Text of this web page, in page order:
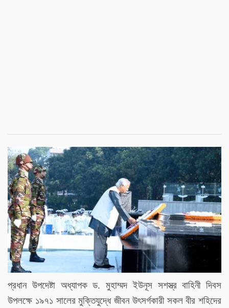
প্রধান উপদেষ্টা অধ্যাপক ড. মুহাম্মদ ইউনূস সশস্ত্র বাহিনী দিবস
উপলক্ষে ১৯৭১ সালের মুক্তিযুদ্ধে জীবন উৎসর্গকারী সকল বীর শহিদের